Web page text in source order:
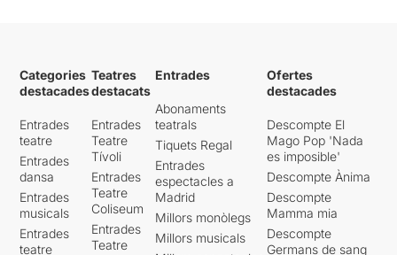
Categories
destacades
Entrades
teatre
Entrades
dansa
Entrades
musicals
Entrades
teatre
Teatres
destacats
Entrades
Teatre
Tívoli
Entrades
Teatre
Coliseum
Entrades
Teatre
Entrades
Abonaments
teatrals
Tiquets Regal
Entrades
espectacles a
Madrid
Millors monòlegs
Millors musicals
Ofertes
destacades
Descompte El
Mago Pop 'Nada
es imposible'
Descompte Ànima
Descompte
Mamma mia
Descompte
Germans de sang